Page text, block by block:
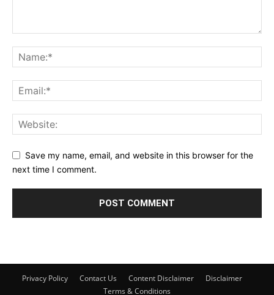
Save my name, email, and website in this browser for the
next time I comment.
Privacy Policy Contact Us Content Disclaimer
Disclaimer
Terms & Conditions